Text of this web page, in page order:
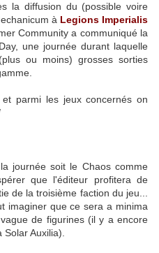
la diffusion du (possible voire
à Legions Imperialis
Community a communiqué la
une journée durant laquelle
ou moins) grosses sorties
parmi les jeux concernés on
journée soit le Chaos comme
que l'éditeur profitera de
de la troisième faction du jeu...
imaginer que ce sera a minima
de figurines (il y a encore
Auxilia).